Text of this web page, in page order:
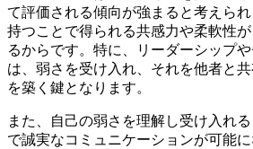
て評価される傾向が強まると考えら
持つことで得られる共感力や柔軟性
るからです。特に、リーダーシップ
は、弱さを受け入れ、それを他者と
を築く鍵となります。
また、自己の弱さを理解し受け入れ
で誠実なコミュニケーションが可能